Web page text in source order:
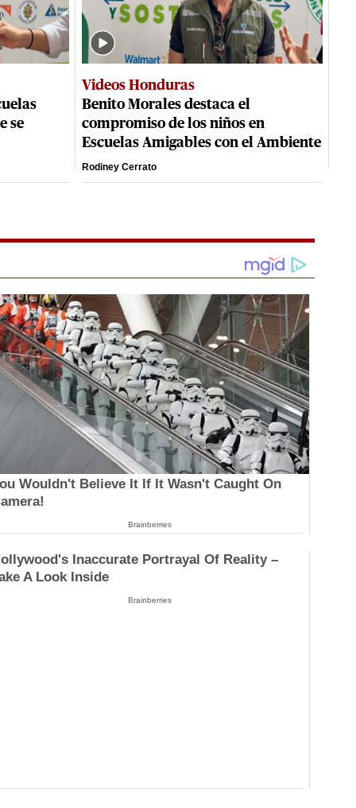
se
Videos Honduras
Benito Morales destaca el
compromiso de los niños en
Escuelas Amigables con el Ambiente
Rodiney Cerrato
Wouldn't Believe It If It Wasn't Caught On
Brainberries
Inaccurate Portrayal Of Reality –
A Look Inside
Brainberries